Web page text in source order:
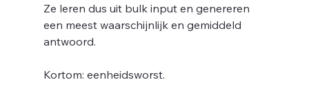
Ze leren dus uit bulk input en genereren
een meest waarschijnlijk en gemiddeld
antwoord.
Kortom: eenheidsworst.